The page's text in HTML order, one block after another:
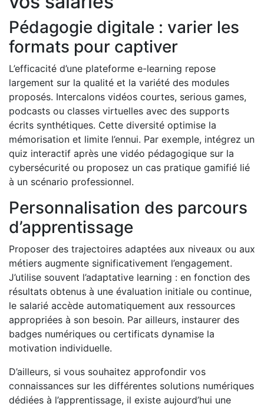
Pédagogie digitale : varier les
formats pour captiver
L’efficacité d’une plateforme e-learning repose
largement sur la qualité et la variété des modules
proposés. Intercalons vidéos courtes, serious games,
podcasts ou classes virtuelles avec des supports
écrits synthétiques. Cette diversité optimise la
mémorisation et limite l’ennui. Par exemple, intégrez un
quiz interactif après une vidéo pédagogique sur la
cybersécurité ou proposez un cas pratique gamifié lié
à un scénario professionnel.
Personnalisation des parcours
d’apprentissage
Proposer des trajectoires adaptées aux niveaux ou aux
métiers augmente significativement l’engagement.
J’utilise souvent l’adaptative learning : en fonction des
résultats obtenus à une évaluation initiale ou continue,
le salarié accède automatiquement aux ressources
appropriées à son besoin. Par ailleurs, instaurer des
badges numériques ou certificats dynamise la
motivation individuelle.
D’ailleurs, si vous souhaitez approfondir vos
connaissances sur les différentes solutions numériques
dédiées à l’apprentissage, il existe aujourd’hui une